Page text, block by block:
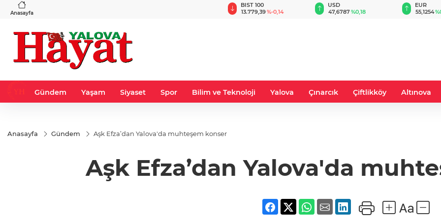
Anasayfa
%-0,22
BIST 100
13.779,39%-0,14
USD
47,6787%0,18
EUR
55,1254
Gündem Yaşam Siyaset Spor Bilim ve Teknoloji Yalova Çınarcık Çiftlikköy Altınova
Anasayfa Gündem Aşk Efza’dan Yalova'da muhteşem konser
Aşk Efza’dan Yalova'da